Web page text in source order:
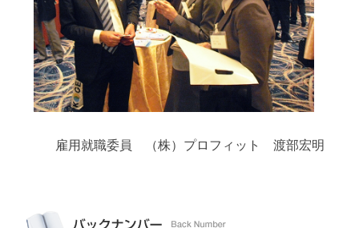
雇用就職委員 （株）プロフィット 渡部宏明